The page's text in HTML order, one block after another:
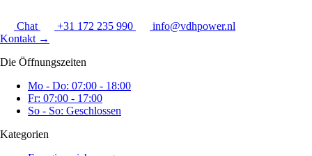
Chat +31 172 235 990
info@vdhpower.nl
Kontakt →
Die Öffnungszeiten
Mo - Do: 07:00 - 18:00
Fr: 07:00 - 17:00
So - So: Geschlossen
Kategorien